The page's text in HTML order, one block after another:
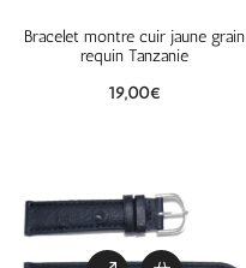
Bracelet montre cuir jaune grain
requin Tanzanie
19,00€